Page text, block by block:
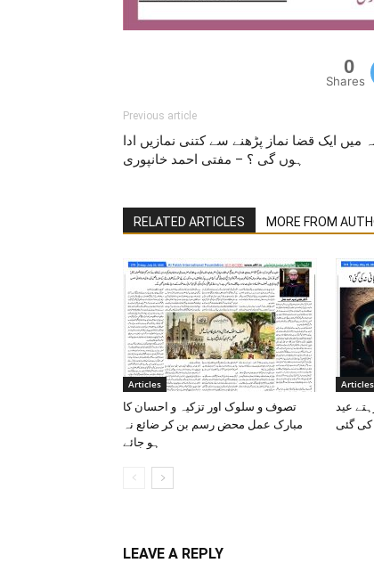
0
Shares
Previous article
میں ایک قضا نماز پڑھنے سے کتنی نمازیں ادا
ہوں گی ؟ – مفتی احمد خانپوری
RELATED ARTICLES MORE FROM
Articles
تصوف و سلوک اور تزکیہ و احسان کا
مبارک عمل محض رسم بن کر ضائع نہ
ہو جائے
Articles
عید
کی گئی
LEAVE A REPLY